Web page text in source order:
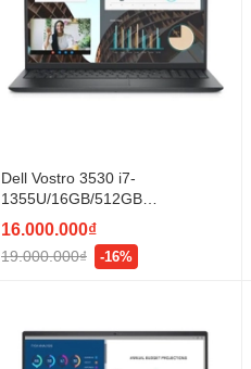
Dell Vostro 3530 i7-
1355U/16GB/512GB
SSD/15.6"FHD 120hz/Dos/Black
- BH 12T
16.000.000₫
19.000.000₫ -16%